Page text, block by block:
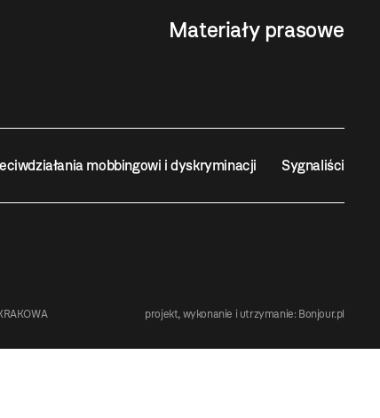
Materiały prasowe
mobbingowi i dyskryminacji Sygnaliści
projekt, wykonanie i utrzymanie: Bonjour.pl